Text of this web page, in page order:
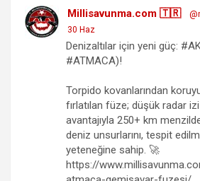
Millisavunma.com 🇹🇷
30 Haz
Denizaltılar için yeni güç:
#ATMACA)!
Torpido kovanlarından
fırlatılan füze; düşük radar
avantajıyla 250+ km
deniz unsurlarını, tespit
yeteneğine sahip. 🚀
https://